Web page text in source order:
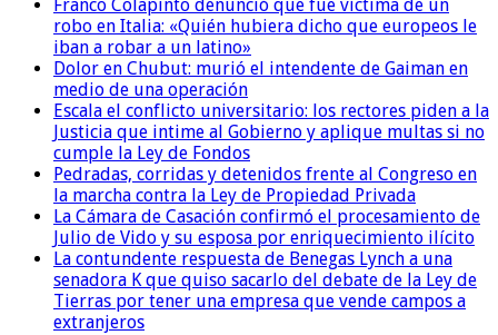
Franco Colapinto denunció que fue víctima de un
robo en Italia: «Quién hubiera dicho que europeos le
iban a robar a un latino»
Dolor en Chubut: murió el intendente de Gaiman en
medio de una operación
Escala el conflicto universitario: los rectores piden a la
Justicia que intime al Gobierno y aplique multas si no
cumple la Ley de Fondos
Pedradas, corridas y detenidos frente al Congreso en
la marcha contra la Ley de Propiedad Privada
La Cámara de Casación confirmó el procesamiento de
Julio de Vido y su esposa por enriquecimiento ilícito
La contundente respuesta de Benegas Lynch a una
senadora K que quiso sacarlo del debate de la Ley de
Tierras por tener una empresa que vende campos a
extranjeros